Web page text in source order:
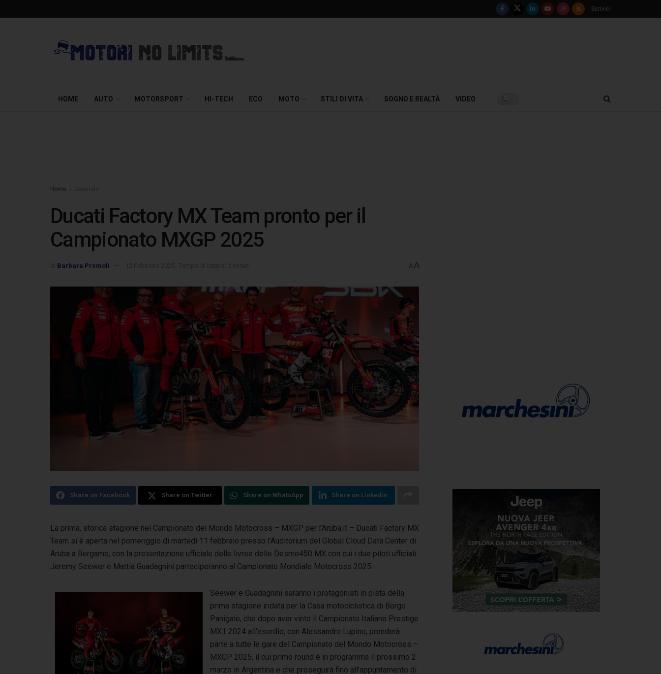
Scrivici
HOME AUTO MOTORSPORT HI-TECH ECO MOTO STILI DI VITA SOGNO E REALTÀ VIDEO
Home
Ducati Factory MX Team pronto per il
Campionato MXGP 2025
Barbara Premoli A A
Share on Facebook Share on Twitter Share on WhatsApp Share on Linkedin
La prima, storica stagione nel Campionato del Mondo Motocross – MXGP per l’Aruba.it – Ducati Factory MX
Team si è aperta nel pomeriggio di martedì 11 febbraio presso l’Auditorium del Global Cloud Data Center di
Aruba a Bergamo, con la presentazione ufficiale delle livree delle Desmo450 MX con cui i due piloti ufficiali
Jeremy Seewer e Mattia Guadagnini parteciperanno al Campionato Mondiale Motocross 2025.
Seewer e Guadagnini saranno i protagonisti in pista della
prima stagione iridata per la Casa motociclistica di Borgo
Panigale, che dopo aver vinto il Campionato Italiano Prestige
MX1 2024 all’esordio, con Alessandro Lupino, prenderà
parte a tutte le gare del Campionato del Mondo Motocross –
MXGP 2025, il cui primo round è in programma il prossimo 2
marzo in Argentina e che proseguirà fino all’appuntamento di